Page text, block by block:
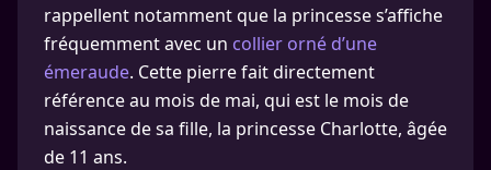
rappellent notamment que la princesse s’affiche
fréquemment avec un collier orné d’une
émeraude. Cette pierre fait directement
référence au mois de mai, qui est le mois de
naissance de sa fille, la princesse Charlotte, âgée
de 11 ans.